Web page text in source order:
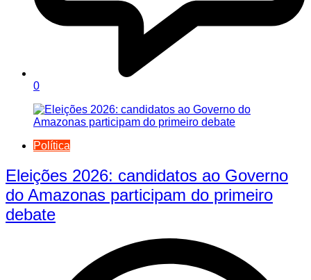
0
Política
Eleições 2026: candidatos ao Governo
do Amazonas participam do primeiro
debate